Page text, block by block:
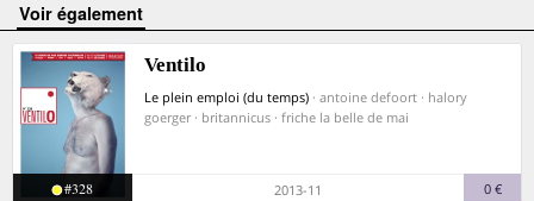
voir également
Ventilo
Le plein emploi (du temps) · antoine defoort · halory
goerger · britannicus · friche la belle de mai
#328 2013-11 0 €